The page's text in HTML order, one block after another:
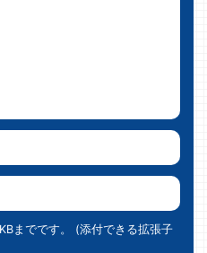
までです。 (添付できる拡張子